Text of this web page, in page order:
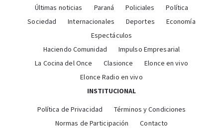
Últimas noticias Paraná Policiales
Política
Sociedad
Internacionales Deportes
Economía
Espectáculos
Haciendo Comunidad
Impulso Empresarial
La Cocina del Once
Clasionce
Elonce en vivo
Elonce Radio en vivo
INSTITUCIONAL
Política de Privacidad
Términos y Condiciones
Normas de Participación
Contacto